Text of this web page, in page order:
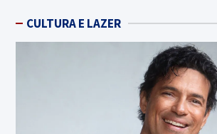
CULTURA E LAZER